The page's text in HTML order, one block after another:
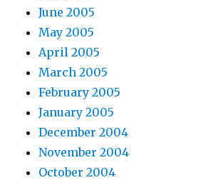
June 2005
May 2005
April 2005
March 2005
February 2005
January 2005
December 2004
November 2004
October 2004